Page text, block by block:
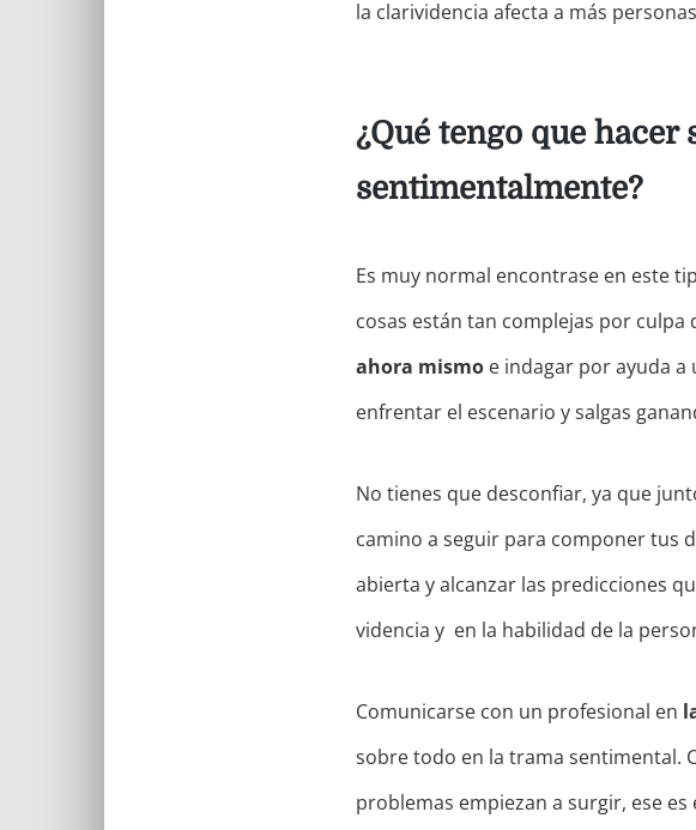
la clarividencia afecta a más
¿Qué tengo que
sentimentalmente?
Es muy normal encontrase en este
cosas están tan complejas por
ahora mismo e indagar por ayuda
enfrentar el escenario y salgas
No tienes que desconfiar, ya que
camino a seguir para componer tus
abierta y alcanzar las predicciones
videncia y en la habilidad de la
Comunicarse con un profesional en
sobre todo en la trama sentimental.
problemas empiezan a surgir, ese